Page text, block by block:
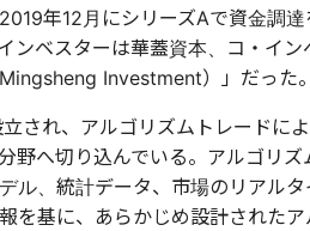
年12月にシリーズAで資金調達
ンベスターは華蓋資本、コ・イン
Investment）」だった
され、アルゴリズムトレードによ
野へ切り込んでいる。アルゴリズ
ル、統計データ、市場のリアルタ
を基に、あらかじめ設計されたア